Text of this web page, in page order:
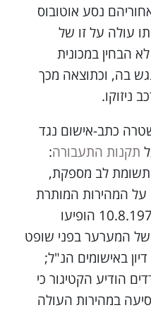
נסע אוטובוס
עולה על זו של
הבחין במכונית
בה, וכתוצאה מכך
ניזוקו.
המשטרה כתב-אישום נגד
תקנות התעבורה:
תשומת לב מספקת,
על המהירות המותרת
בדרך בין-עירונית. בתאריך 10.8.1971 הופיעו
של המערער בפני שופט
באישומים הנ"ל;
הודיע הקטיגור כי
במהירות העולה